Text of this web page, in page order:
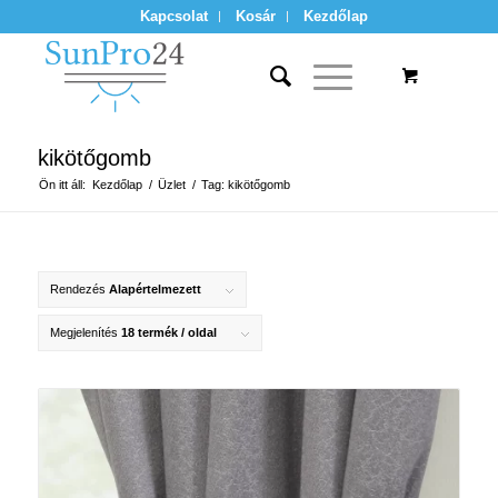
Kapcsolat Kosár Kezdőlap
kikötőgomb
Ön itt áll: Kezdőlap / Üzlet / Tag: kikötőgomb
Rendezés Alapértelmezett
Megjelenítés 18 termék / oldal